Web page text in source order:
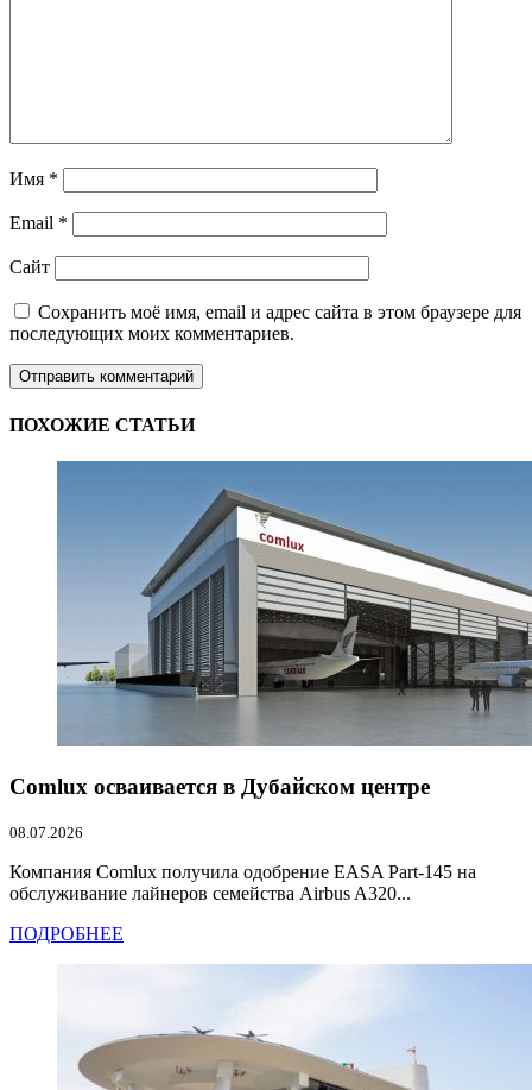
Имя *
Email *
Сайт
Сохранить моё имя, email и адрес сайта в этом браузере для
последующих моих комментариев.
ПОХОЖИЕ СТАТЬИ
Comlux осваивается в Дубайском центре
08.07.2026
Компания Comlux получила одобрение EASA Part-145 на
обслуживание лайнеров семейства Airbus A320...
ПОДРОБНЕЕ